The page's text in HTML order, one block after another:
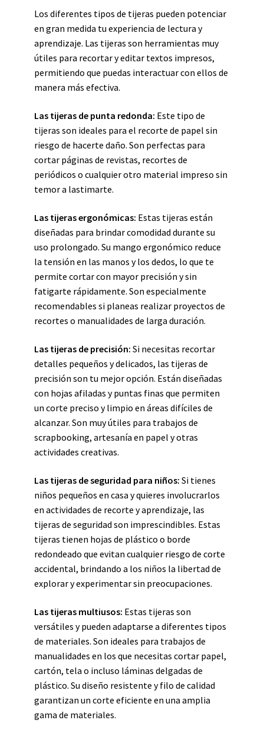
Los diferentes tipos de tijeras pueden potenciar
en gran medida tu experiencia de lectura y
aprendizaje. Las tijeras son herramientas muy
útiles para recortar y editar textos impresos,
permitiendo que puedas interactuar con ellos de
manera más efectiva.
Las tijeras de punta redonda: Este tipo de
tijeras son ideales para el recorte de papel sin
riesgo de hacerte daño. Son perfectas para
cortar páginas de revistas, recortes de
periódicos o cualquier otro material impreso sin
temor a lastimarte.
Las tijeras ergonómicas: Estas tijeras están
diseñadas para brindar comodidad durante su
uso prolongado. Su mango ergonómico reduce
la tensión en las manos y los dedos, lo que te
permite cortar con mayor precisión y sin
fatigarte rápidamente. Son especialmente
recomendables si planeas realizar proyectos de
recortes o manualidades de larga duración.
Las tijeras de precisión: Si necesitas recortar
detalles pequeños y delicados, las tijeras de
precisión son tu mejor opción. Están diseñadas
con hojas afiladas y puntas finas que permiten
un corte preciso y limpio en áreas difíciles de
alcanzar. Son muy útiles para trabajos de
scrapbooking, artesanía en papel y otras
actividades creativas.
Las tijeras de seguridad para niños: Si tienes
niños pequeños en casa y quieres involucrarlos
en actividades de recorte y aprendizaje, las
tijeras de seguridad son imprescindibles. Estas
tijeras tienen hojas de plástico o borde
redondeado que evitan cualquier riesgo de corte
accidental, brindando a los niños la libertad de
explorar y experimentar sin preocupaciones.
Las tijeras multiusos: Estas tijeras son
versátiles y pueden adaptarse a diferentes tipos
de materiales. Son ideales para trabajos de
manualidades en los que necesitas cortar papel,
cartón, tela o incluso láminas delgadas de
plástico. Su diseño resistente y filo de calidad
garantizan un corte eficiente en una amplia
gama de materiales.